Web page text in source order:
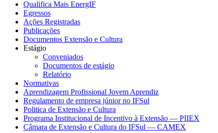
Qualifica Mais EnergIF
Egressos
Ações Registradas
Publicações
Documentos Extensão e Cultura
Estágio
Conveniados
Documentos de estágio
Relatório
Normativas
Aprendizagem Profissional Jovem Aprendiz
Regulamento de empresa júnior no IFSul
Politica de Extensão e Cultura
Programa Institucional de Incentivo à Extensão — PIIEX
Câmara de Extensão e Cultura do IFSul — CAMEX